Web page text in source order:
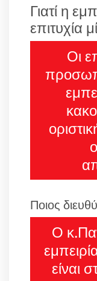
Γιατί η
επιτυχία
Οι
Ποιος
Ο
είναι